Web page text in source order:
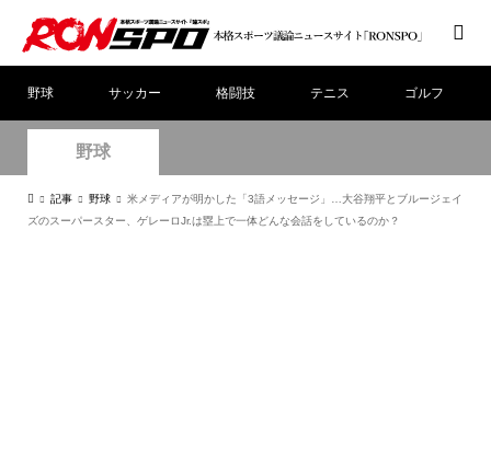
野球 サッカー 格闘技 テニス ゴルフ
野球
記事 野球
米メディアが明かした「3語メッセージ」…大谷翔平とブルージェイ
ズのスーパースター、ゲレーロJr.は塁上で一体どんな会話をしているのか？